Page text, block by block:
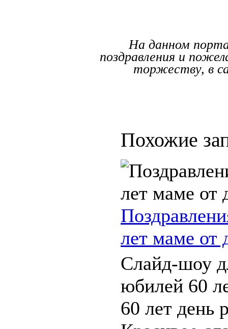
На данном
поздравления и
торжеству, в
Похожие
лет маме от
Слайд-шоу
юбилей 60
60 лет день